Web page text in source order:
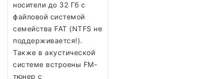
носители до 32 Гб с
файловой системой
семейства FAT (NTFS не
поддерживается!).
Также в акустической
системе встроены FM-
тюнер с